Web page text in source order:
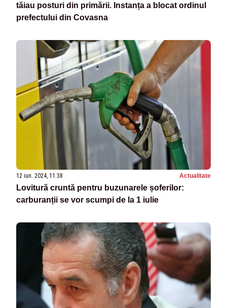
tăiau posturi din primării. Instanța a blocat ordinul
prefectului din Covasna
12 iun. 2024, 11:38 Actualitate
Lovitură cruntă pentru buzunarele șoferilor:
carburanții se vor scumpi de la 1 iulie